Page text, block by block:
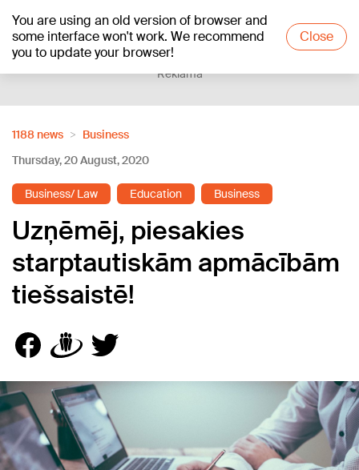
You are using an old version of browser and
some interface won't work. We recommend
you to update your browser!
Close
+21°C
Reklāma
1188 news
Business
Thursday, 20 August, 2020
Business/ Law Education Business
Uzņēmēj, piesakies
starptautiskām apmācībām
tiešsaistē!